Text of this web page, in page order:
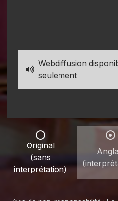
Webdiffusion
seulement
Original
(sans
interprétation)